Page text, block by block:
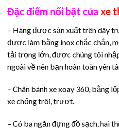
Đặc điểm nổi bật của xe
– Hàng được sản xuất trên dây
được làm bằng inox chắc chắn,
tải trọng lớn, được chúng tôi
ngoài về nên bạn hoàn toàn yên
– Chân bánh xe xoay 360, bằng
xe chống trôi, trượt.
– Có ba ngăn đựng đồ sạch, hai